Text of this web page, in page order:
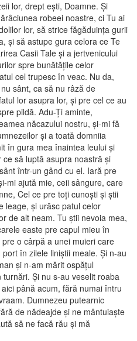
lor, drept eşti, Doamne. Şi
robeei noastre, ci Tu ai
lor, să strice făgăduinţa gurii
şi să astupe gura celora ce Te
Casii Tale şi a jertvenicului
spre bunătăţile celor
cel trupesc în veac. Nu da,
sânt, ca să nu râză de
lor asupra lor, şi pre cel ce au
pildă. Adu-Ţi aminte,
năcazului nostru, şi-mi fă
şi a toată domniia
în gura mea înaintea leului şi
să luptă asupra noastră şi
într-un gând cu el. Iară pre
mi ajută mie, ceii sângure, care
Cel ce pre toţi cunoşti şi ştii
leage, şi urăsc patul celor
de alt neam. Tu ştii nevoia mea,
easte pre capul mieu în
o cârpă a unei muieri care
în zilele liniştii meale. Şi n-au
şi n-am mărit ospăţul
Şi nu s-au veselit roaba
până acum, fără numai întru
Dumnezeu putearnic
de nădeajde şi ne mântuiaşte
să ne facă rău şi mă